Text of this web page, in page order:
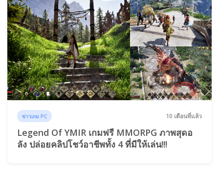
ข่าวเกม PC 10 เดือนที่แล้ว
Legend Of YMIR เกมฟรี MMORPG ภาพสุดอ
ลัง ปล่อยคลิปโชว์อาชีพทั้ง 4 ที่มีให้เล่น!!!